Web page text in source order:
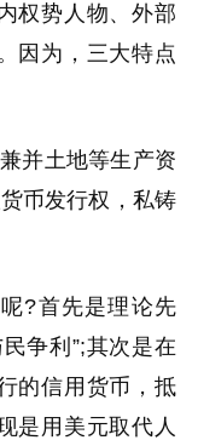
权势人物、外部
因为，三大特点
并土地等生产资
币发行权，私铸
?首先是理论先
争利”;其次是在
的信用货币，抵
是用美元取代人